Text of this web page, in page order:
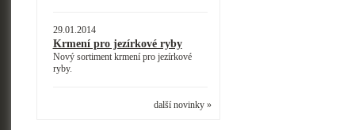
29.01.2014
Krmení pro jezírkové ryby
Nový sortiment krmení pro jezírkové
ryby.
další novinky »